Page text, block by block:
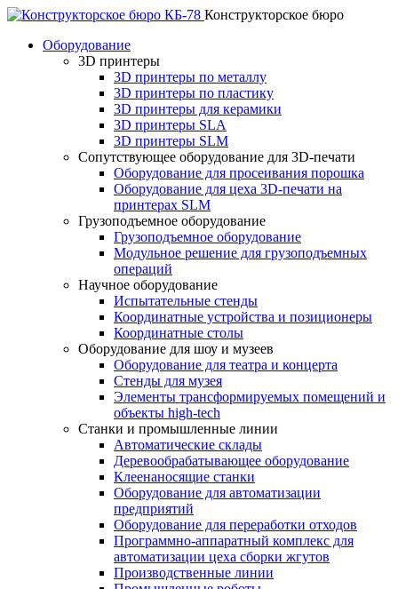
Конструкторское бюро
Оборудование
3D принтеры
3D принтеры по металлу
3D принтеры по пластику
3D принтеры для керамики
3D принтеры SLA
3D принтеры SLM
Сопутствующее оборудование для 3D-печати
Оборудование для просеивания порошка
Оборудование для цеха 3D-печати на
принтерах SLM
Грузоподъемное оборудование
Грузоподъемное оборудование
Модульное решение для грузоподъемных
операций
Научное оборудование
Испытательные стенды
Координатные устройства и позиционеры
Координатные столы
Оборудование для шоу и музеев
Оборудование для театра и концерта
Стенды для музея
Элементы трансформируемых помещений и
объекты high-tech
Станки и промышленные линии
Автоматические склады
Деревообрабатывающее оборудование
Клеенаносящие станки
Оборудование для автоматизации
предприятий
Оборудование для переработки отходов
Программно-аппаратный комплекс для
автоматизации цеха сборки жгутов
Производственные линии